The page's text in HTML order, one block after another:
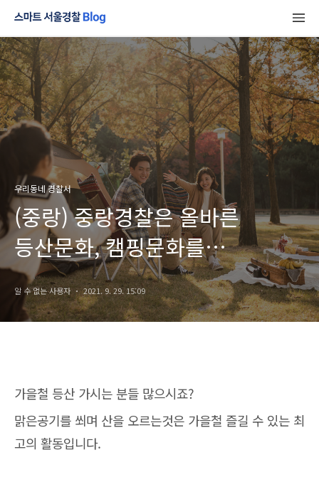
우리동네 경찰서
(중랑) 중랑경찰은 올바른
등산문화, 캠핑문화를
응원합니다!
알 수 없는 사용자 2021. 9. 29. 15:09
가을철 등산 가시는 분들 많으시죠?
맑은공기를 쐬며 산을 오르는것은 가을철 즐길 수 있는 최
고의 활동입니다.